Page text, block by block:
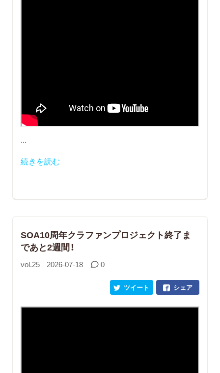
...
続きを読む
SOA10周年クラファンプロジェクト終了ま
であと2週間！
vol.25 2026-07-18 0
シェア
ツイート